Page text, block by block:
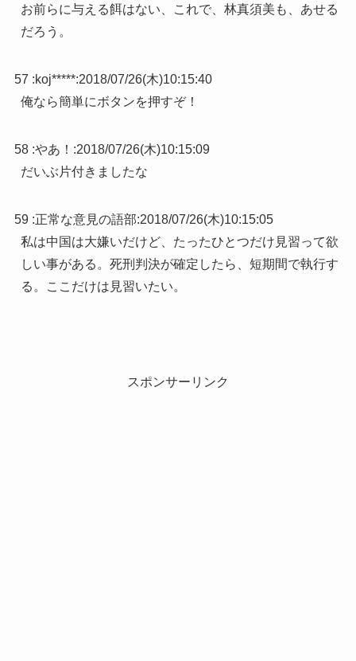
お前らに与える餌はない、これで、林真須美も、あせる
だろう。
57 :koj*****:2018/07/26(木)10:15:40
俺なら簡単にボタンを押すぞ！
58 :やあ！ :2018/07/26(木)10:15:09
だいぶ片付きましたな
59 :正常な意見の語部:2018/07/26(木)10:15:05
私は中国は大嫌いだけど、たったひとつだけ見習って欲
しい事がある。死刑判決が確定したら、短期間で執行す
る。ここだけは見習いたい。
スポンサーリンク